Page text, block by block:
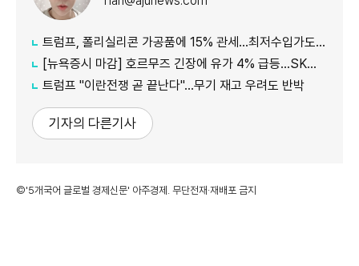
트럼프, 폴리실리콘 가공품에 15% 관세…최저수입가도 도입
[뉴욕증시 마감] 호르무즈 긴장에 유가 4% 급등…SK하이닉스 ADR 5%↓
트럼프 "이란전쟁 곧 끝난다"…무기 재고 우려도 반박
기자의 다른기사
©'5개국어 글로벌 경제신문' 아주경제. 무단전재·재배포 금지